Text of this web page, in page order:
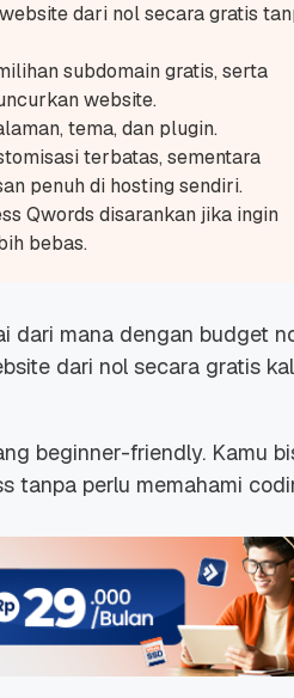
dari nol secara gratis
subdomain gratis, serta
website.
tema, dan plugin.
terbatas, sementara
penuh di hosting sendiri.
Qwords disarankan jika ingin
bebas.
dari mana dengan budget
dari nol secara gratis
beginner-friendly. Kamu
tanpa perlu memahami